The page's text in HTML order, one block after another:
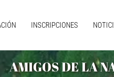
INSCRIPCIONES
AMIGOS DE LA